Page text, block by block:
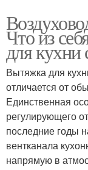
Что из
для кухни
Вытяжка для
отличается от
Единственная
регулирующего
последние годы
вентканала
напрямую в